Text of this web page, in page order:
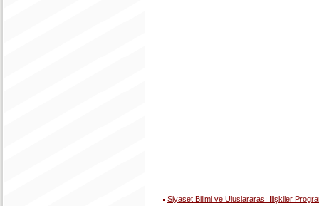
Siyaset Bilimi ve Uluslararası İlişkiler